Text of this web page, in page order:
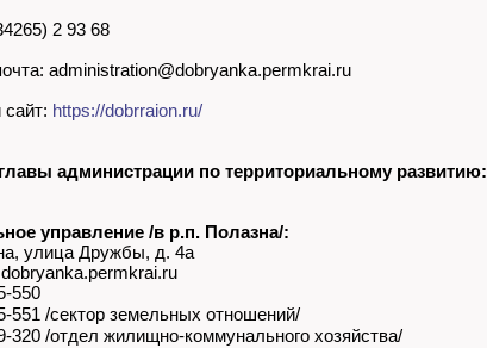
2 93 68
administration@dobryanka.permkrai.ru
https://dobrraion.ru/
администрации по территориальному развитию:
управление /в р.п. Полазна/:
улица Дружбы, д. 4а
550
551 /сектор земельных отношений/
320 /отдел жилищно-коммунального хозяйства/